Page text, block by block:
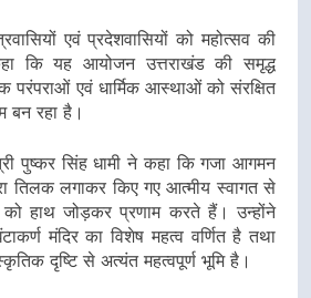
एवं प्रदेशवासियों को महोत्सव की
कि यह आयोजन उत्तराखंड की समृद्ध
परंपराओं एवं धार्मिक आस्थाओं को संरक्षित
बन रहा है।
पुष्कर सिंह धामी ने कहा कि गजा आगमन
तिलक लगाकर किए गए आत्मीय स्वागत से
हाथ जोड़कर प्रणाम करते हैं। उन्होंने
मंदिर का विशेष महत्व वर्णित है तथा
दृष्टि से अत्यंत महत्वपूर्ण भूमि है।